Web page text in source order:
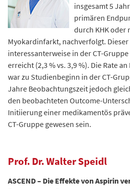
insgesamt 5
primären
durch KHK
Myokardinfarkt, nachverfolgt.
interessanterweise in der CT-
erreicht (2,3 % vs. 3,9 %). Die Rate
war zu Studienbeginn in der CT-
Jahre Beobachtungszeit jedoch
den beobachteten Outcome-
Initiierung einer medikamentös
CT-Gruppe gewesen sein.
Prof. Dr. Walter Speidl
ASCEND – Die Effekte von Aspirin